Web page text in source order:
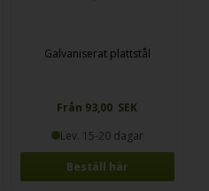
Galvaniserat plattstål
Från 93,00 SEK
Lev. 15-20 dagar
Beställ här